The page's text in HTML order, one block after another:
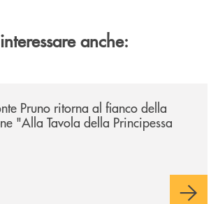
anche:
Pruno ritorna al fianco della
"Alla Tavola della Principessa